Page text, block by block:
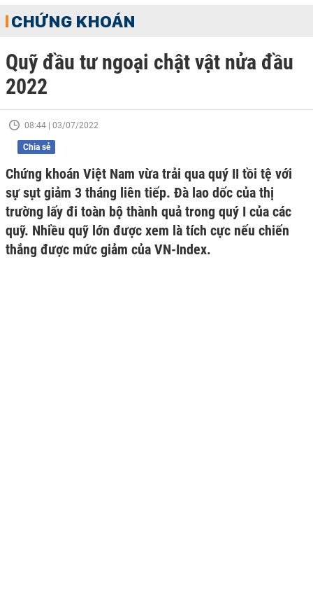
CHỨNG KHOÁN
Quỹ đầu tư ngoại chật vật nửa đầu
2022
08:44 | 03/07/2022
Chia sẻ
Chứng khoán Việt Nam vừa trải qua quý II tồi tệ với
sự sụt giảm 3 tháng liên tiếp. Đà lao dốc của thị
trường lấy đi toàn bộ thành quả trong quý I của các
quỹ. Nhiều quỹ lớn được xem là tích cực nếu chiến
thắng được mức giảm của VN-Index.